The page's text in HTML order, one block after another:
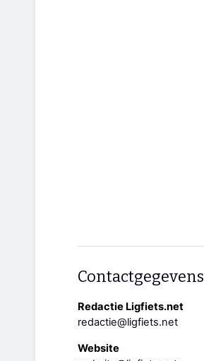
Contactgegevens
Redactie Ligfiets.net
redactie@ligfiets.net
Website